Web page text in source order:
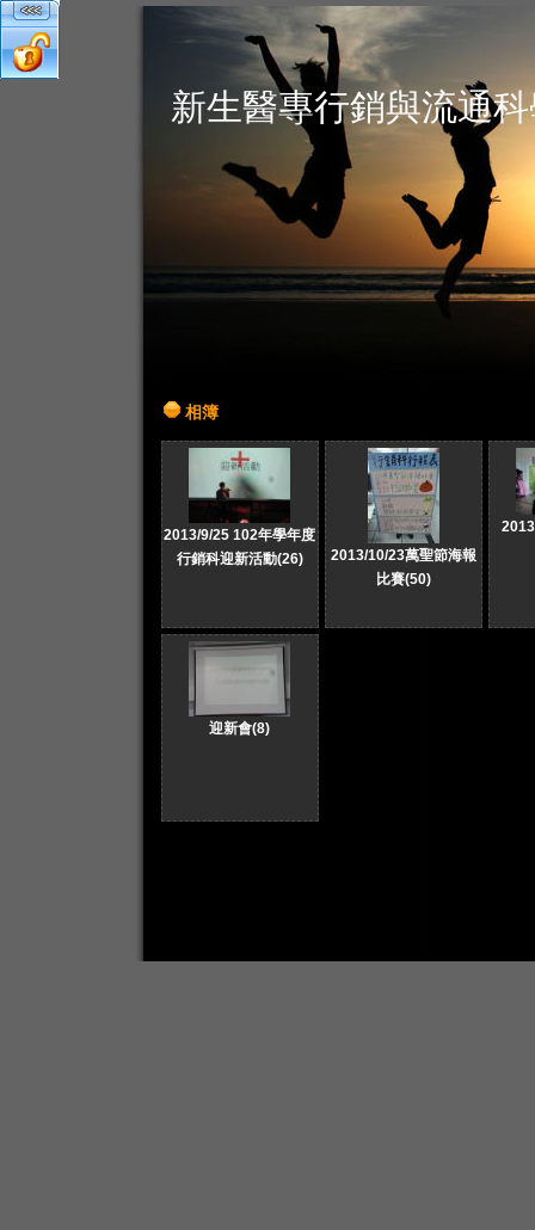
新生醫專行銷與流通
相簿
2013/9/25 102年學年度
行銷科迎新活動(26)
2013/10/23萬聖節海報
比賽(50)
迎新會(8)